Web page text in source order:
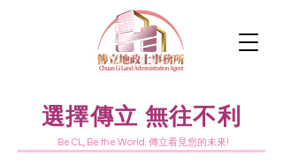
選擇傳立 無往不利
Be CL, Be the World. 傳立看見您的未來!